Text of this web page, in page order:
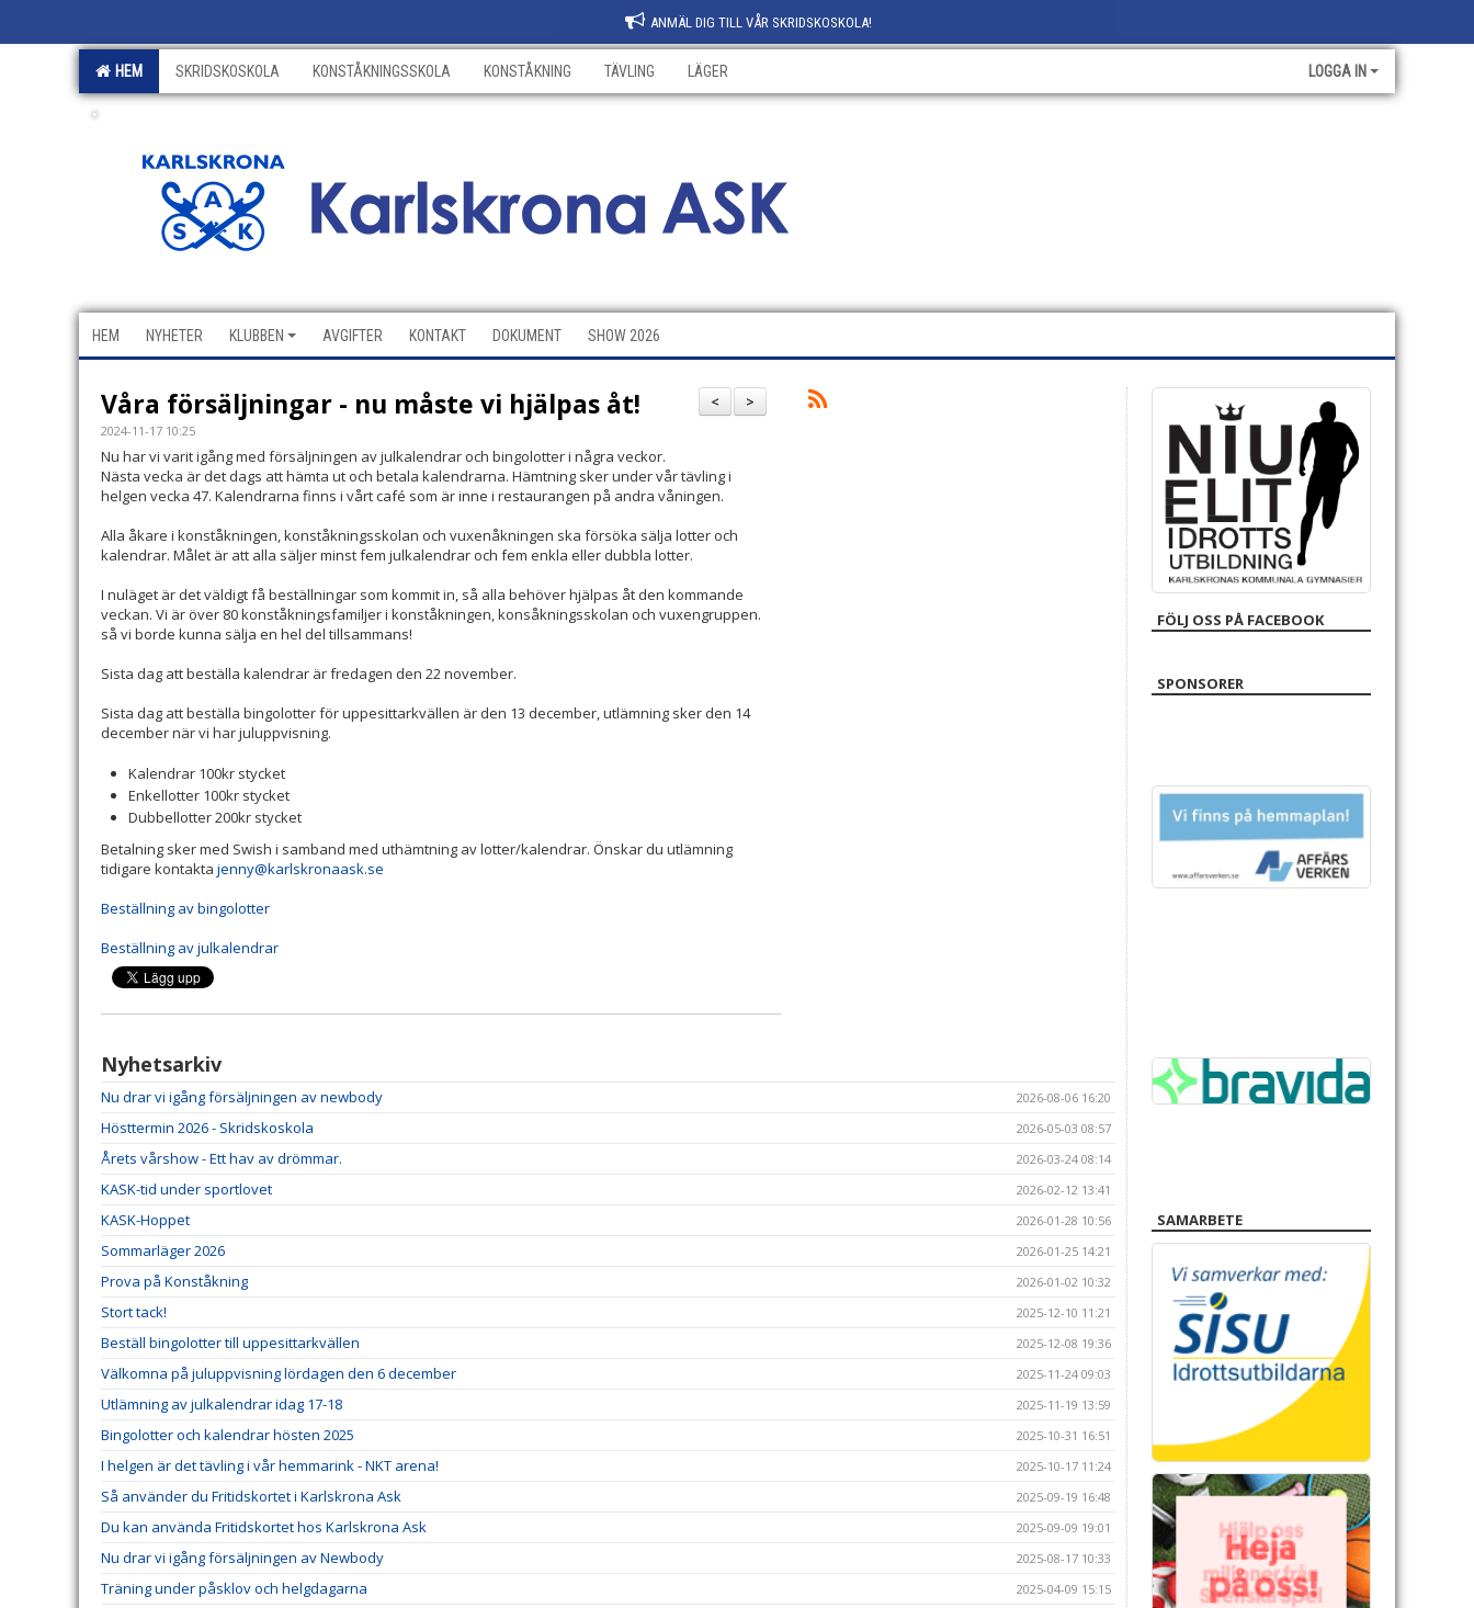
ANMÄL DIG TILL VÅR SKRIDSKOSKOLA!
HEM SKRIDSKOSKOLA KONSTÅKNINGSSKOLA KONSTÅKNING TÄVLING LÄGER LOGGA IN
.
HEM NYHETER KLUBBEN AVGIFTER KONTAKT DOKUMENT SHOW 2026
>
<
Våra försäljningar - nu måste vi hjälpas åt!
2024-11-17 10:25
Nu har vi varit igång med försäljningen av julkalendrar och bingolotter i några veckor.
Nästa vecka är det dags att hämta ut och betala kalendrarna. Hämtning sker under vår tävling i
helgen vecka 47. Kalendrarna finns i vårt café som är inne i restaurangen på andra våningen.
Alla åkare i konståkningen, konståkningsskolan och vuxenåkningen ska försöka sälja lotter och
kalendrar. Målet är att alla säljer minst fem julkalendrar och fem enkla eller dubbla lotter.
I nuläget är det väldigt få beställningar som kommit in, så alla behöver hjälpas åt den kommande
veckan. Vi är över 80 konståkningsfamiljer i konståkningen, konsåkningsskolan och vuxengruppen.
så vi borde kunna sälja en hel del tillsammans!
Sista dag att beställa kalendrar är fredagen den 22 november.
Sista dag att beställa bingolotter för uppesittarkvällen är den 13 december, utlämning sker den 14
december när vi har juluppvisning.
Kalendrar 100kr stycket
Enkellotter 100kr stycket
Dubbellotter 200kr stycket
Betalning sker med Swish i samband med uthämtning av lotter/kalendrar. Önskar du utlämning
tidigare kontakta jenny@karlskronaask.se
Beställning av bingolotter
Beställning av julkalendrar
Nyhetsarkiv
Nu drar vi igång försäljningen av newbody 2026-08-06 16:20
Hösttermin 2026 - Skridskoskola 2026-05-03 08:57
Årets vårshow - Ett hav av drömmar. 2026-03-24 08:14
KASK-tid under sportlovet 2026-02-12 13:41
KASK-Hoppet 2026-01-28 10:56
Sommarläger 2026 2026-01-25 14:21
Prova på Konståkning 2026-01-02 10:32
Stort tack! 2025-12-10 11:21
Beställ bingolotter till uppesittarkvällen 2025-12-08 19:36
Välkomna på juluppvisning lördagen den 6 december 2025-11-24 09:03
Utlämning av julkalendrar idag 17-18 2025-11-19 13:59
Bingolotter och kalendrar hösten 2025 2025-10-31 16:51
I helgen är det tävling i vår hemmarink - NKT arena! 2025-10-17 11:24
Så använder du Fritidskortet i Karlskrona Ask 2025-09-19 16:48
Du kan använda Fritidskortet hos Karlskrona Ask 2025-09-09 19:01
Nu drar vi igång försäljningen av Newbody 2025-08-17 10:33
Träning under påsklov och helgdagarna 2025-04-09 15:15
FÖLJ OSS PÅ FACEBOOK
SPONSORER
SAMARBETE